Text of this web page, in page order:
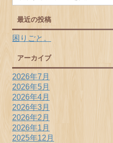
最近の投稿
困りごと。
アーカイブ
2026年7月
2026年5月
2026年4月
2026年3月
2026年2月
2026年1月
2025年12月